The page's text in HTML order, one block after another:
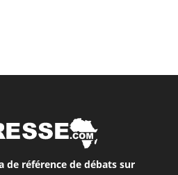
de référence de débats sur